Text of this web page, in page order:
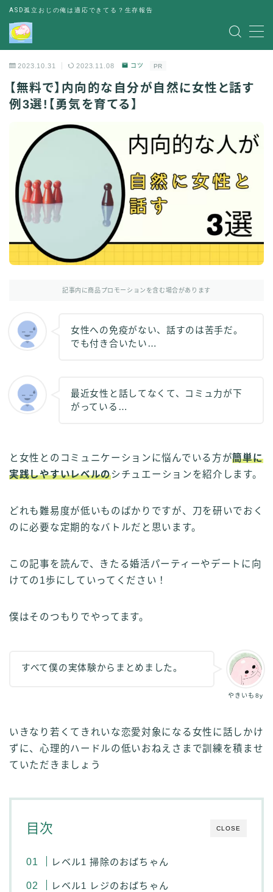
ASD孤立おじの俺は適応できてる？生存報告
MENU
レビュー
お金の悩み
その他
出会い
パーティー
イラストで稼ぎたい
English
2023.10.31 2023.11.08 コツ PR
【無料で】内向的な自分が自然に女性と話す
例3選!【勇気を育てる】
記事内に商品プロモーションを含む場合があります
女性への免疫がない、話すのは苦手だ。
でも付き合いたい…
最近女性と話してなくて、コミュ力が下
がっている…
と女性とのコミュニケーションに悩んでいる方が簡単に
実践しやすいレベルのシチュエーションを紹介します。
どれも難易度が低いものばかりですが、刀を研いでおく
のに必要な定期的なバトルだと思います。
この記事を読んで、きたる婚活パーティーやデートに向
けての1歩にしていってください！
僕はそのつもりでやってます。
やきいも8y
すべて僕の実体験からまとめました。
いきなり若くてきれいな恋愛対象になる女性に話しかけ
ずに、心理的ハードルの低いおねえさまで訓練を積ませ
ていただきましょう
CLOSE
目次
レベル1 掃除のおばちゃん
レベル1 レジのおばちゃん